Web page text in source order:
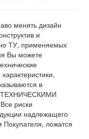
менять дизайн
и
ТУ, применяемых
Вы можете
в
ТЕХНИЧЕСКИМИ
риски
надлежащего
Покупателя, ложатся